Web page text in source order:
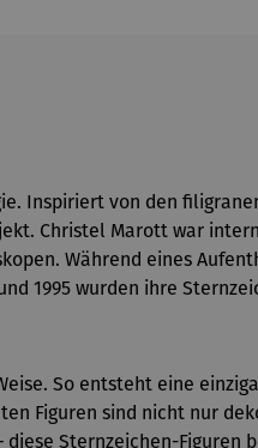
Inspiriert von den
Christel Marott war
Während eines
1995 wurden ihre
So entsteht eine
Figuren sind nicht nur
Sternzeichen-Figuren